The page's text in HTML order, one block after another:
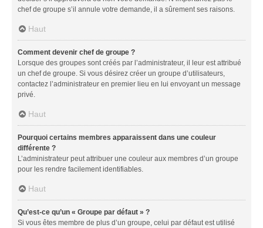
chef de groupe s’il annule votre demande, il a sûrement ses raisons.
Haut
Comment devenir chef de groupe ?
Lorsque des groupes sont créés par l’administrateur, il leur est attribué
un chef de groupe. Si vous désirez créer un groupe d’utilisateurs,
contactez l’administrateur en premier lieu en lui envoyant un message
privé.
Haut
Pourquoi certains membres apparaissent dans une couleur
différente ?
L’administrateur peut attribuer une couleur aux membres d’un groupe
pour les rendre facilement identifiables.
Haut
Qu’est-ce qu’un « Groupe par défaut » ?
Si vous êtes membre de plus d’un groupe, celui par défaut est utilisé